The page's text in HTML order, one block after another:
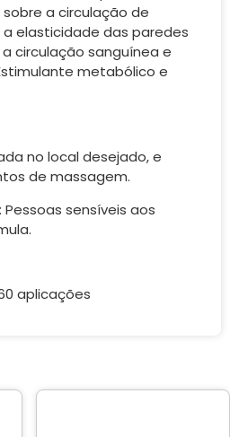
a circulação de
elasticidade das paredes
circulação sanguínea e
metabólico e
no local desejado, e
de massagem.
: Pessoas sensíveis aos
aplicações